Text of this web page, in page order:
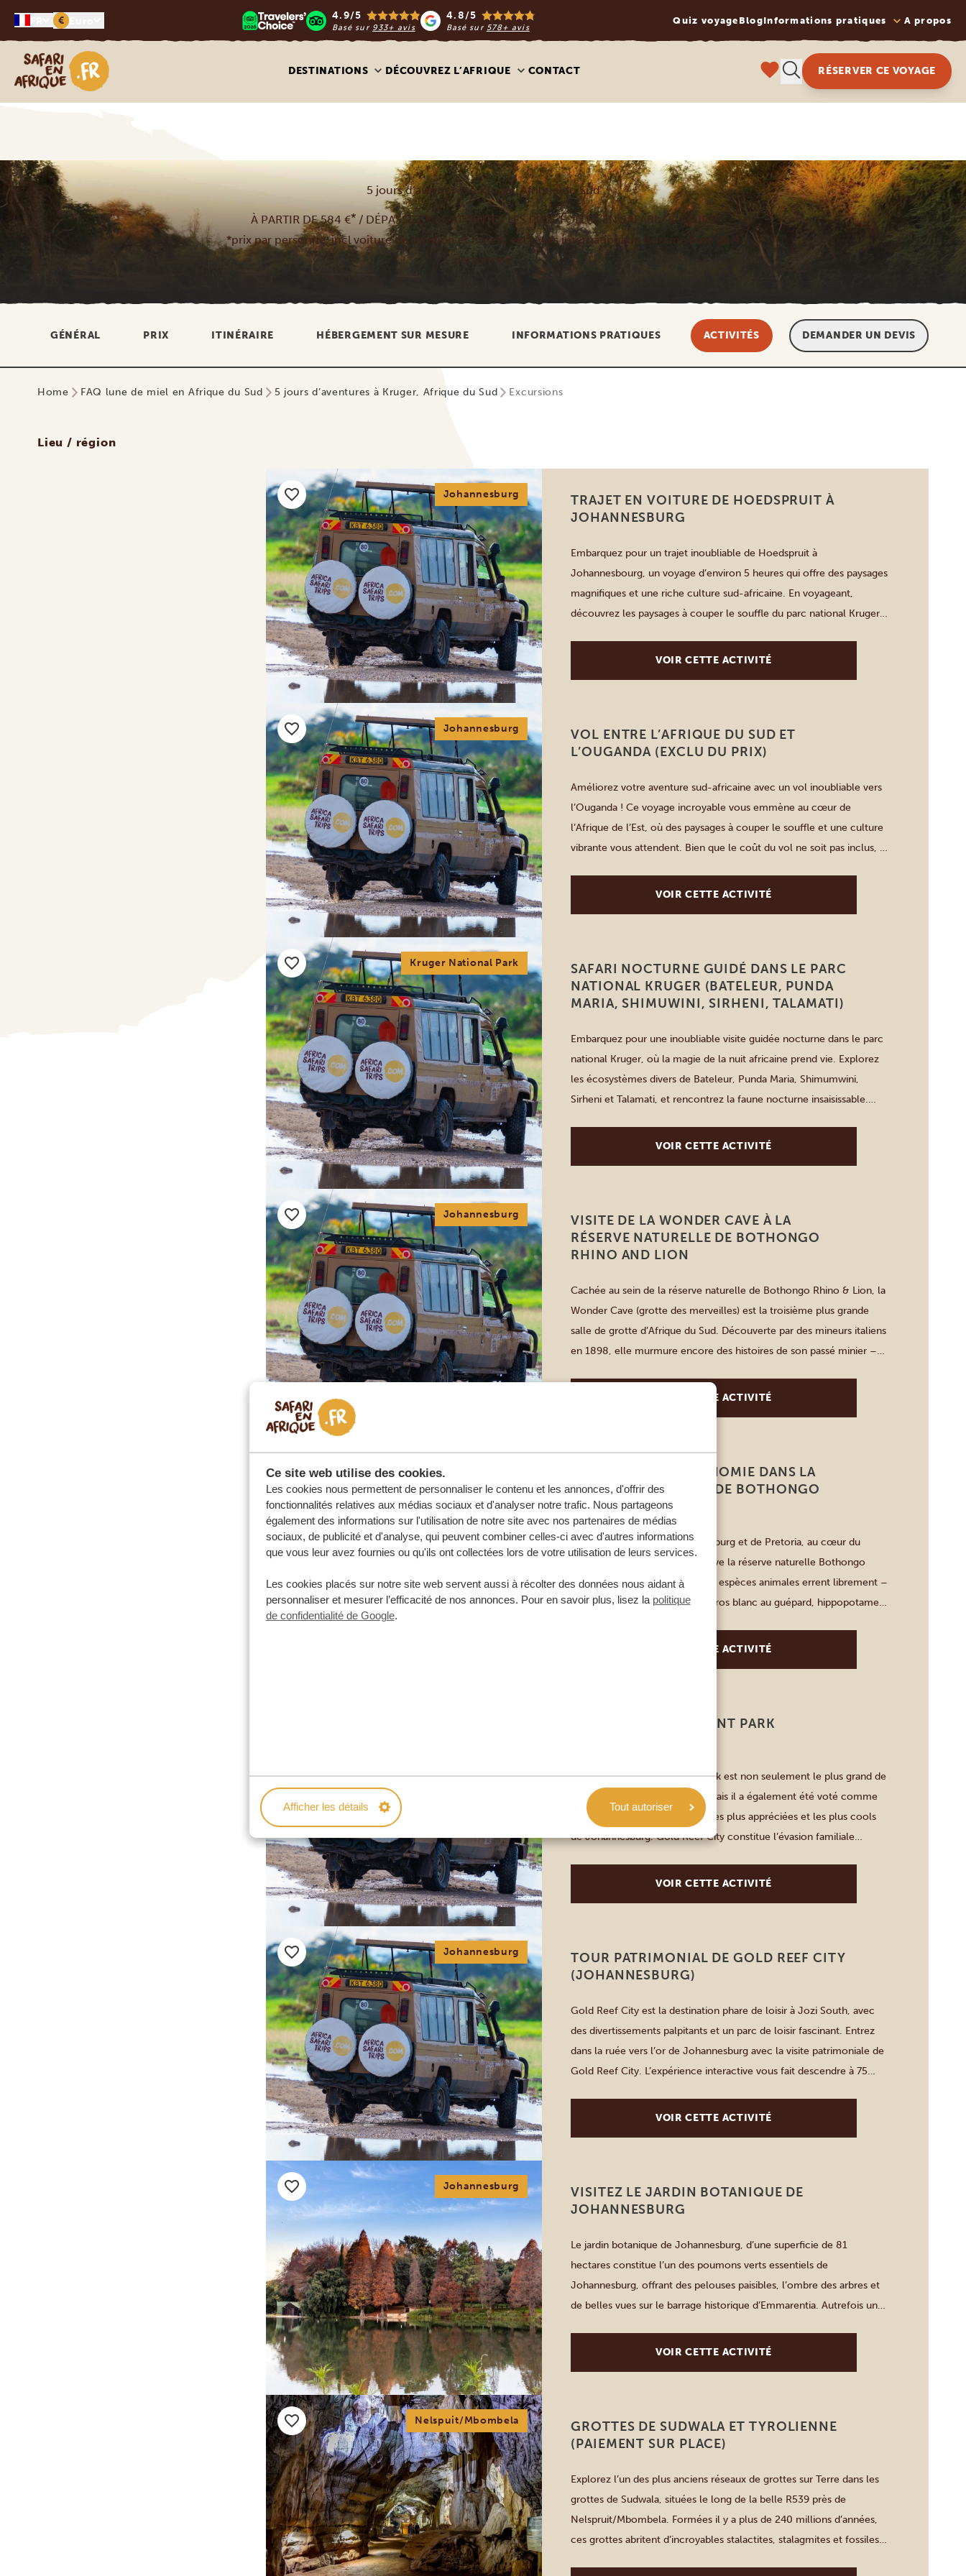
Ce site web utilise des cookies.
Les cookies nous permettent de personnaliser le contenu et les annonces, d'offrir des
fonctionnalités relatives aux médias sociaux et d'analyser notre trafic. Nous partageons
également des informations sur l'utilisation de notre site avec nos partenaires de médias
sociaux, de publicité et d'analyse, qui peuvent combiner celles-ci avec d'autres informations
que vous leur avez fournies ou qu'ils ont collectées lors de votre utilisation de leurs services.
Les cookies placés sur notre site web servent aussi à récolter des données nous aidant à
personnaliser et mesurer l’efficacité de nos annonces. Pour en savoir plus, lisez la politique
de confidentialité de Google.
Afficher les détails Tout autoriser
€ 4.9/5
Basé sur 933+ avis
4.8/5
Basé sur 578+ avis
Quiz voyage BlogInformations pratiques A propos
Safari en Afrique
DESTINATIONS DÉCOUVREZ L’AFRIQUE CONTACT RÉSERVER CE VOYAGE
5 jours d’aventures à Kruger, Afrique du Sud
À PARTIR DE 584 €* / DÉPASSEZ VOS ATTENTES LES PLUS FOLLES EN SAFARI / 5 JOURS
*prix par personne, incl voiture de location et hôtels, excl. vols internationaux (sur une base de 4
personnes)
GÉNÉRAL PRIX ITINÉRAIRE HÉBERGEMENT SUR MESURE INFORMATIONS PRATIQUES ACTIVITÉS DEMANDER UN DEVIS
Home FAQ lune de miel en Afrique du Sud 5 jours d’aventures à Kruger, Afrique du Sud Excursions
Lieu / région
Johannesburg
TRAJET EN VOITURE DE HOEDSPRUIT À
JOHANNESBURG
Embarquez pour un trajet inoubliable de Hoedspruit à
Johannesbourg, un voyage d’environ 5 heures qui offre des paysages
magnifiques et une riche culture sud-africaine. En voyageant,
découvrez les paysages à couper le souffle du parc national Kruger
villes charmantes en cours de route, comme […]
VOIR CETTE ACTIVITÉ
Johannesburg
VOL ENTRE L’AFRIQUE DU SUD ET
L’OUGANDA (EXCLU DU PRIX)
Améliorez votre aventure sud-africaine avec un vol inoubliable vers
l’Ouganda ! Ce voyage incroyable vous emmène au cœur de
l’Afrique de l’Est, où des paysages à couper le souffle et une culture
vibrante vous attendent. Bien que le coût du vol ne soit pas inclus, la
VOIR CETTE ACTIVITÉ
Kruger National Park
SAFARI NOCTURNE GUIDÉ DANS LE PARC
NATIONAL KRUGER (BATELEUR, PUNDA
MARIA, SHIMUWINI, SIRHENI, TALAMATI)
Embarquez pour une inoubliable visite guidée nocturne dans le parc
national Kruger, où la magie de la nuit africaine prend vie. Explorez
les écosystèmes divers de Bateleur, Punda Maria, Shimumwini,
Sirheni et Talamati, et rencontrez la faune nocturne insaisissable.
valeur les comportements uniques des animaux […]
VOIR CETTE ACTIVITÉ
Johannesburg
VISITE DE LA WONDER CAVE À LA
RÉSERVE NATURELLE DE BOTHONGO
RHINO AND LION
Cachée au sein de la réserve naturelle de Bothongo Rhino & Lion, la
Wonder Cave (grotte des merveilles) est la troisième plus grande
salle de grotte d’Afrique du Sud. Découverte par des mineurs italiens
en 1898, elle murmure encore des histoires de son passé minier –
VOIR CETTE ACTIVITÉ
CONDUITE EN AUTONOMIE DANS LA
RÉSERVE NATURELLE DE BOTHONGO
RHINO AND LION
Juste à l’extérieur de Johannesburg et de Pretoria, au cœur du
berceau de l’Humanité, se trouve la réserve naturelle Bothongo
Rhino & Lion. Ici, plus de trente espèces animales errent librement –
du lion de Kruger et du rhinocéros blanc au guépard, hippopotame
VOIR CETTE ACTIVITÉ
GOLD REEF AMUSEMENT PARK
Gold Reef City Amusement Park est non seulement le plus grand de
son genre en Afrique du Sud, mais il a également été voté comme
l’une des destinations de loisir les plus appréciées et les plus cools
de Johannesburg. Gold Reef City constitue l’évasion familiale
VOIR CETTE ACTIVITÉ
Johannesburg
TOUR PATRIMONIAL DE GOLD REEF CITY
(JOHANNESBURG)
Gold Reef City est la destination phare de loisir à Jozi South, avec
des divertissements palpitants et un parc de loisir fascinant. Entrez
dans la ruée vers l’or de Johannesburg avec la visite patrimoniale de
Gold Reef City. L’expérience interactive vous fait descendre à 75
VOIR CETTE ACTIVITÉ
Johannesburg
VISITEZ LE JARDIN BOTANIQUE DE
JOHANNESBURG
Le jardin botanique de Johannesburg, d’une superficie de 81
hectares constitue l’un des poumons verts essentiels de
Johannesburg, offrant des pelouses paisibles, l’ombre des arbres et
de belles vues sur le barrage historique d’Emmarentia. Autrefois un
des jardins à thèmes variés : roses, […]
VOIR CETTE ACTIVITÉ
Nelspuit/Mbombela
GROTTES DE SUDWALA ET TYROLIENNE
(PAIEMENT SUR PLACE)
Explorez l’un des plus anciens réseaux de grottes sur Terre dans les
grottes de Sudwala, situées le long de la belle R539 près de
Nelspruit/Mbombela. Formées il y a plus de 240 millions d’années,
ces grottes abritent d’incroyables stalactites, stalagmites et fossiles.